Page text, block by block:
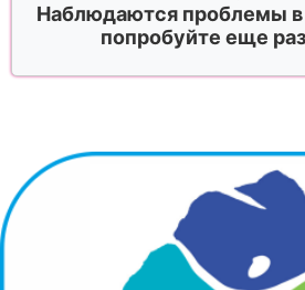
Наблюдаются проблемы в
попробуйте еще